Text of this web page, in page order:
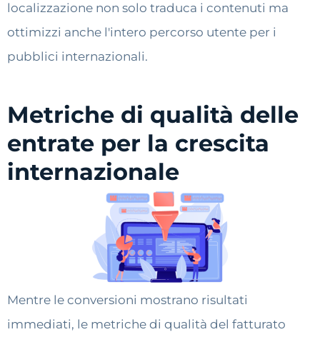
localizzazione non solo traduca i contenuti ma
ottimizzi anche l'intero percorso utente per i
pubblici internazionali.
Metriche di qualità delle
entrate per la crescita
internazionale
Mentre le conversioni mostrano risultati
immediati, le metriche di qualità del fatturato